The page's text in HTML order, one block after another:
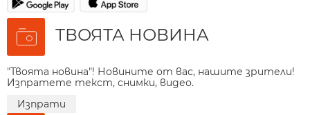
ТВОЯТА НОВИНА
"Твоята новина"! Новините от вас, нашите зрители!
Изпратете текст, снимки, видео.
Изпрати